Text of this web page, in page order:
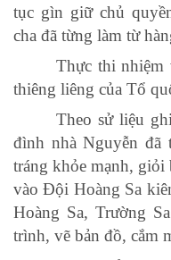
tục gìn giữ chủ
cha đã từng làm từ
Thực thi nhiệm
thiêng liêng của Tổ
Theo sử liệu
đình nhà Nguyễn đã
tráng khỏe mạnh,
vào Đội Hoàng Sa
Hoàng Sa, Trường
trình, vẽ bản đồ, cắm